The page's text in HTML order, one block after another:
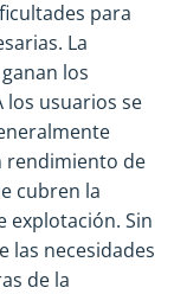
para
La
los
los usuarios se
rendimiento de
cubren la
explotación. Sin
las necesidades
de la